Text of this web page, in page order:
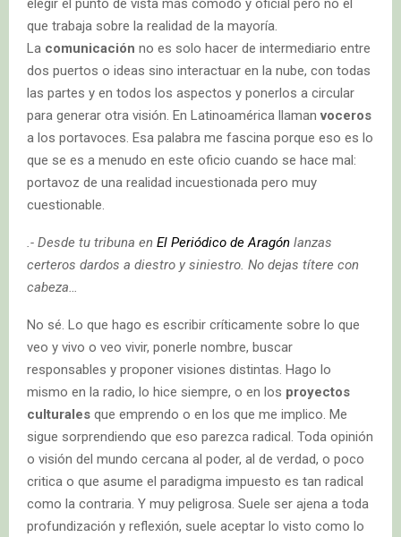
elegir el punto de vista más cómodo y oficial pero no el
que trabaja sobre la realidad de la mayoría.
La comunicación no es solo hacer de intermediario entre
dos puertos o ideas sino interactuar en la nube, con todas
las partes y en todos los aspectos y ponerlos a circular
para generar otra visión. En Latinoamérica llamanvoceros
a los portavoces. Esa palabra me fascina porque eso es lo
que se es a menudo en este oficio cuando se hace mal:
portavoz de una realidad incuestionada pero muy
cuestionable.
.- Desde tu tribuna en El Periódico de Aragón lanzas
certeros dardos a diestro y siniestro. No dejas títere con
cabeza…
No sé. Lo que hago es escribir críticamente sobre lo que
veo y vivo o veo vivir, ponerle nombre, buscar
responsables y proponer visiones distintas. Hago lo
mismo en la radio, lo hice siempre, o en los proyectos
culturales que emprendo o en los que me implico. Me
sigue sorprendiendo que eso parezca radical. Toda opinión
o visión del mundo cercana al poder, al de verdad, o poco
critica o que asume el paradigma impuesto es tan radical
como la contraria. Y muy peligrosa. Suele ser ajena a toda
profundización y reflexión, suele aceptar lo visto como lo